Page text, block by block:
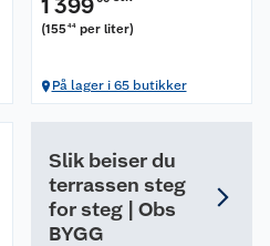
1 399
(15544 per liter)
På lager i 65 butikker
Slik beiser du
terrassen steg
for steg | Obs
BYGG